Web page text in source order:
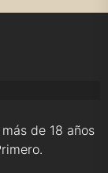
de 18 años